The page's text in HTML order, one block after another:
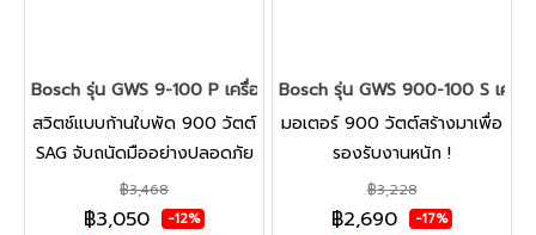
Bosch รุ่น GWS 9-100 P เครื่องเจียร์ไฟฟ้า 4 นิ้ว 900 วัตต์ (สวิทซ์
สวิตช์แบบก้านใบพัด 900 วัตต์
SAG จับถนัดมืออย่างปลอดภัย
และเปี่ยมประสิทธิภาพ
฿3,468
฿3,050 -12%
Bosch รุ่น GWS 900-100 S เครื่
มอเตอร์ 900 วัตต์สร้างมาเพื่อ
รองรับงานหนัก !
฿3,228
฿2,690 -17%